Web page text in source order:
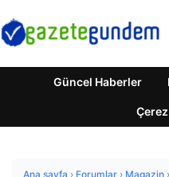
Güncel Haberler
Ana sayfa › Forumlar › Magazin ›